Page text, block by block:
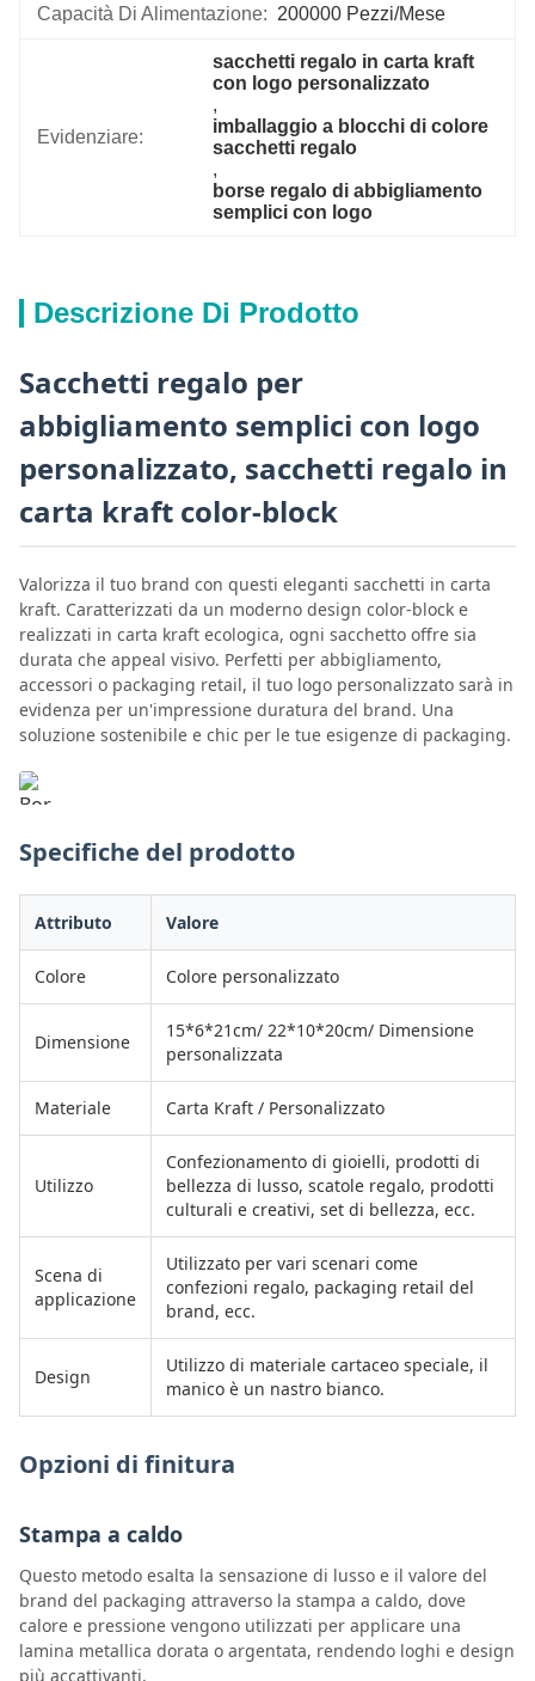
Capacità Di Alimentazione: 200000 Pezzi/mese
Evidenziare:
sacchetti regalo in carta kraft
con logo personalizzato
,
imballaggio a blocchi di colore
sacchetti regalo
,
borse regalo di abbigliamento
semplici con logo
Descrizione Di Prodotto
Sacchetti regalo per
abbigliamento semplici con logo
personalizzato, sacchetti regalo in
carta kraft color-block
Valorizza il tuo brand con questi eleganti sacchetti in carta
kraft. Caratterizzati da un moderno design color-block e
realizzati in carta kraft ecologica, ogni sacchetto offre sia
durata che appeal visivo. Perfetti per abbigliamento,
accessori o packaging retail, il tuo logo personalizzato sarà in
evidenza per un'impressione duratura del brand. Una
soluzione sostenibile e chic per le tue esigenze di packaging.
Specifiche del prodotto
Attributo Valore
Colore Colore personalizzato
Dimensione
15*6*21cm/ 22*10*20cm/ Dimensione
personalizzata
Materiale Carta Kraft / Personalizzato
Utilizzo
Confezionamento di gioielli, prodotti di
bellezza di lusso, scatole regalo, prodotti
culturali e creativi, set di bellezza, ecc.
Scena di
applicazione
Utilizzato per vari scenari come
confezioni regalo, packaging retail del
brand, ecc.
Design
Utilizzo di materiale cartaceo speciale, il
manico è un nastro bianco.
Opzioni di finitura
Stampa a caldo
Questo metodo esalta la sensazione di lusso e il valore del
brand del packaging attraverso la stampa a caldo, dove
calore e pressione vengono utilizzati per applicare una
lamina metallica dorata o argentata, rendendo loghi e design
più accattivanti.